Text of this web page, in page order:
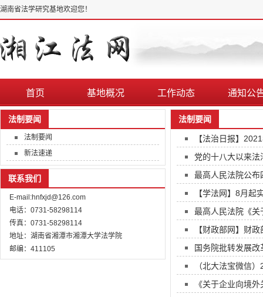
湖南省法学研究基地欢迎您！
首页 基地概况 工作动态 通知公
法制要闻
法制要闻
新法速递
联系我们
E-mail:hnfxjd@126.com
电话：0731-58298114
传真：0731-58298114
地址：湖南省湘潭市湘潭大学法学院
邮编：411105
法制要闻
【法治日报】
党的十八大以来
最高人民法院公布
【学法网】8月起
最高人民法院《关
【财政部网】财
国务院批转发展
（北大法宝微信
《关于企业向境